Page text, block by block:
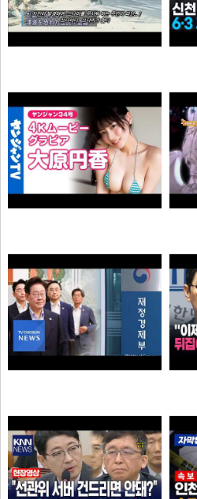
오쿠오쿠오타쿠
손나은
애플